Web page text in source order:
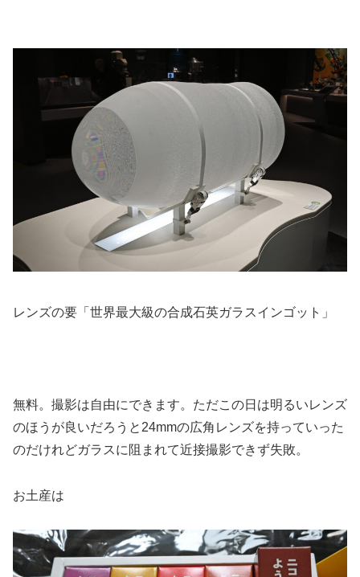
レンズの要「世界最大級の合成石英ガラスインゴット」
無料。撮影は自由にできます。ただこの日は明るいレンズ
のほうが良いだろうと24mmの広角レンズを持っていった
のだけれどガラスに阻まれて近接撮影できず失敗。
お土産は